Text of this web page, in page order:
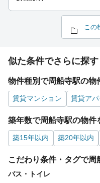
この
似た条件でさらに探す
物件種別で周船寺駅の物
賃貸マンション 賃貸アパ
築年数で周船寺駅の物件
築15年以内 築20年以内
こだわり条件・タグで周
バス・トイレ